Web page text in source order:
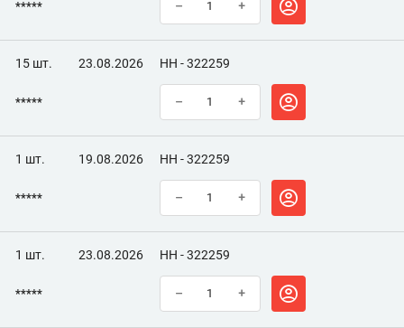
***** – +
15 шт. 23.08.2026 НН - 322259
***** – +
1 шт. 19.08.2026 НН - 322259
***** – +
1 шт. 23.08.2026 НН - 322259
***** – +